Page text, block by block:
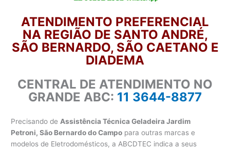
ATENDIMENTO PREFERENCIAL
NA REGIÃO DE SANTO ANDRÉ,
SÃO BERNARDO, SÃO CAETANO E
DIADEMA
CENTRAL DE ATENDIMENTO NO
GRANDE ABC: 11 3644-8877
Precisando de Assistência Técnica Geladeira Jardim
Petroni, São Bernardo do Campo para outras marcas e
modelos de Eletrodomésticos, a ABCDTEC indica a seus